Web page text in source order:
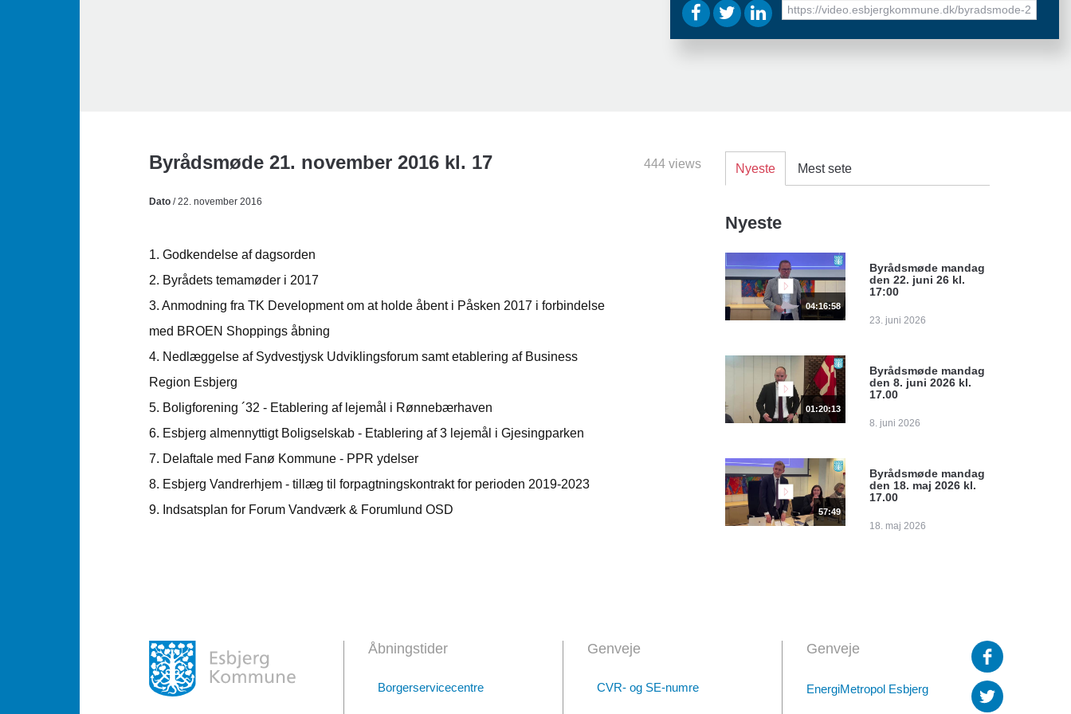
URL
to
Byrådsmøde 21. november 2016 kl. 17 444 views
Dato / 22. november 2016
1. Godkendelse af dagsorden
2. Byrådets temamøder i 2017
3. Anmodning fra TK Development om at holde åbent i Påsken 2017 i forbindelse
med BROEN Shoppings åbning
4. Nedlæggelse af Sydvestjysk Udviklingsforum samt etablering af Business
Region Esbjerg
5. Boligforening ´32 - Etablering af lejemål i Rønnebærhaven
6. Esbjerg almennyttigt Boligselskab - Etablering af 3 lejemål i Gjesingparken
7. Delaftale med Fanø Kommune - PPR ydelser
8. Esbjerg Vandrerhjem - tillæg til forpagtningskontrakt for perioden 2019-2023
9. Indsatsplan for Forum Vandværk & Forumlund OSD
Nyeste Mest sete
Nyeste
04:16:58
Byrådsmøde mandag
den 22. juni 26 kl.
17:00
23. juni 2026
01:20:13
Byrådsmøde mandag
den 8. juni 2026 kl.
17.00
8. juni 2026
57:49
Byrådsmøde mandag
den 18. maj 2026 kl.
17.00
18. maj 2026
Åbningstider
Borgerservicecentre
Genveje
CVR- og SE-numre
Genveje
EnergiMetropol Esbjerg